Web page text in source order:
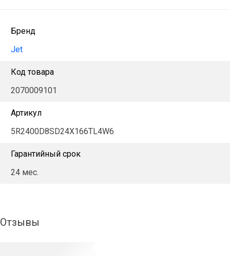
Бренд
Jet
Код товара
2070009101
Артикул
5R2400D8SD24X166TL4W6
Гарантийный срок
24 мес.
Отзывы